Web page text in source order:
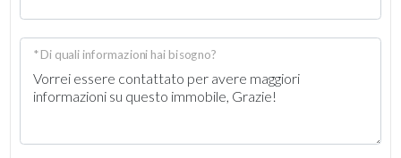
* Di quali informazioni hai bisogno?